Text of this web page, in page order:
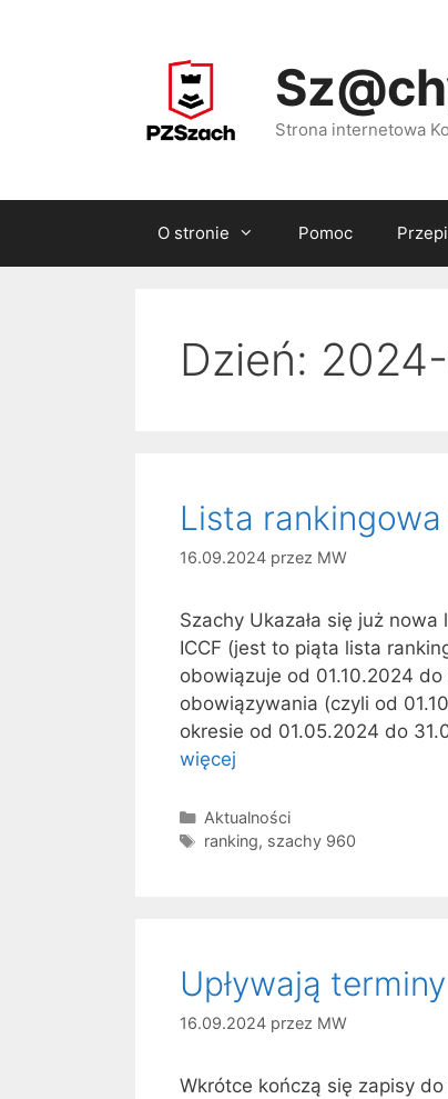
Strona internetowa
O stronie Pomoc
Dzień:
Lista
16.09.2024 przez MW
Szachy Ukazała się już
ICCF (jest to piąta lista
obowiązuje od 01.10.2024
obowiązywania (czyli od
okresie od 01.05.2024 do
więcej
Kategorie
Aktualności
Tagi
ranking, szachy 960
Upływają
16.09.2024 przez MW
Wkrótce kończą się zapisy